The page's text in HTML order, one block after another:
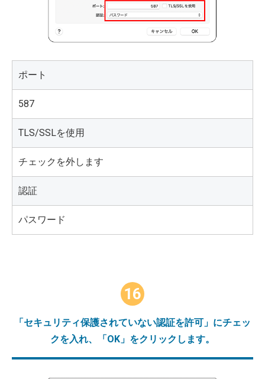
ポート
587
TLS/SSLを使用
チェックを外します
認証
パスワード
16
「セキュリティ保護されていない認証を許可」にチェッ
クを入れ、「OK」をクリックします。